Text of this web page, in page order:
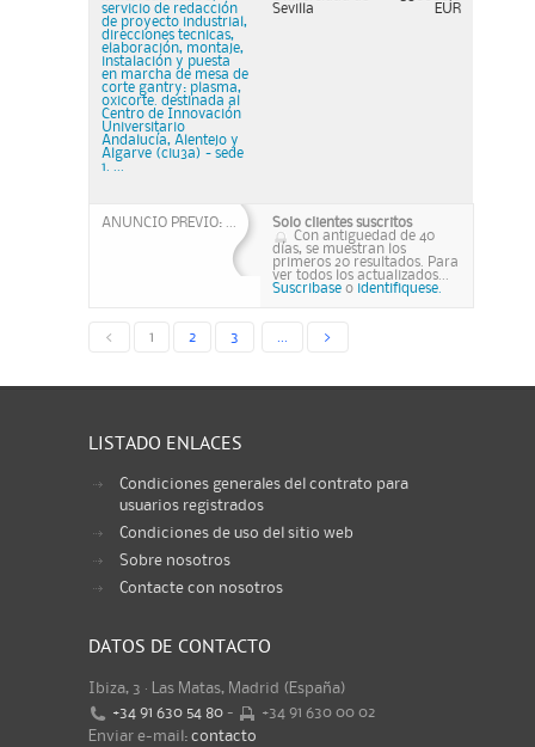
servicio de redacción
de proyecto industrial,
direcciones tecnicas,
elaboración, montaje,
instalación y puesta
en marcha de mesa de
corte gantry: plasma,
oxicorte. destinada al
Centro de Innovación
Universitario
Andalucía, Alentejo y
Algarve (ciu3a) - sede
1. ...
Sevilla
EUR
ANUNCIO PREVIO: ...
Solo clientes suscritos
Con antiguedad de 40
días, se muestran los
primeros 20 resultados. Para
ver todos los actualizados...
Suscribase o identifiquese.
< 1 2 3 >
LISTADO ENLACES
Condiciones generales del contrato para
usuarios registrados
Condiciones de uso del sitio web
Sobre nosotros
Contacte con nosotros
DATOS DE CONTACTO
Ibiza, 3 · Las Matas, Madrid (España)
+34 91 630 54 80 -
+34 91 630 00 02
Enviar e-mail: contacto